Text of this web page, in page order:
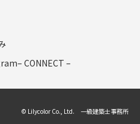
CONNECT –
© Lilycolor Co., Ltd. 一級建築士事務所